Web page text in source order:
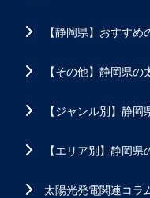
【静岡県】おすす
【その他】静岡県
【ジャンル別】静
【エリア別】静岡
太陽光発電関連コラ